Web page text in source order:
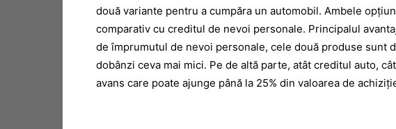
două variante pentru a cumpăra un automobil. Ambele
comparativ cu creditul de nevoi personale. Principalul
de împrumutul de nevoi personale, cele două produse sunt
dobânzi ceva mai mici. Pe de altă parte, atât creditul auto,
avans care poate ajunge până la 25% din valoarea de